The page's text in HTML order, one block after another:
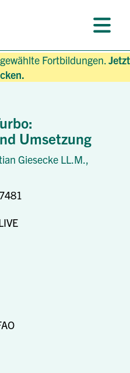
Fortbildungen.Jetzt
Umsetzung
Giesecke LL.M.,